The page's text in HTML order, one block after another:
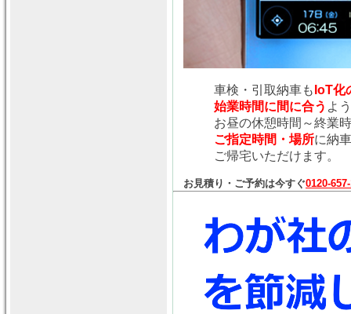
車検・引取納車も IoT化
始業時間に間に合う よ
お昼の休憩時間～終業
ご指定時間・場所に納
ご帰宅いただけます。
お見積り・ご予約は今すぐ0120-